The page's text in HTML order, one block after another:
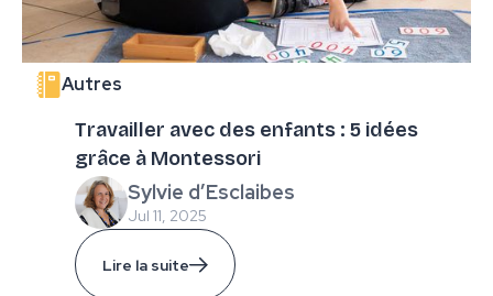
Autres
Travailler avec des enfants : 5 idées
grâce à Montessori
Sylvie d’Esclaibes
Jul 11, 2025
Lire la suite